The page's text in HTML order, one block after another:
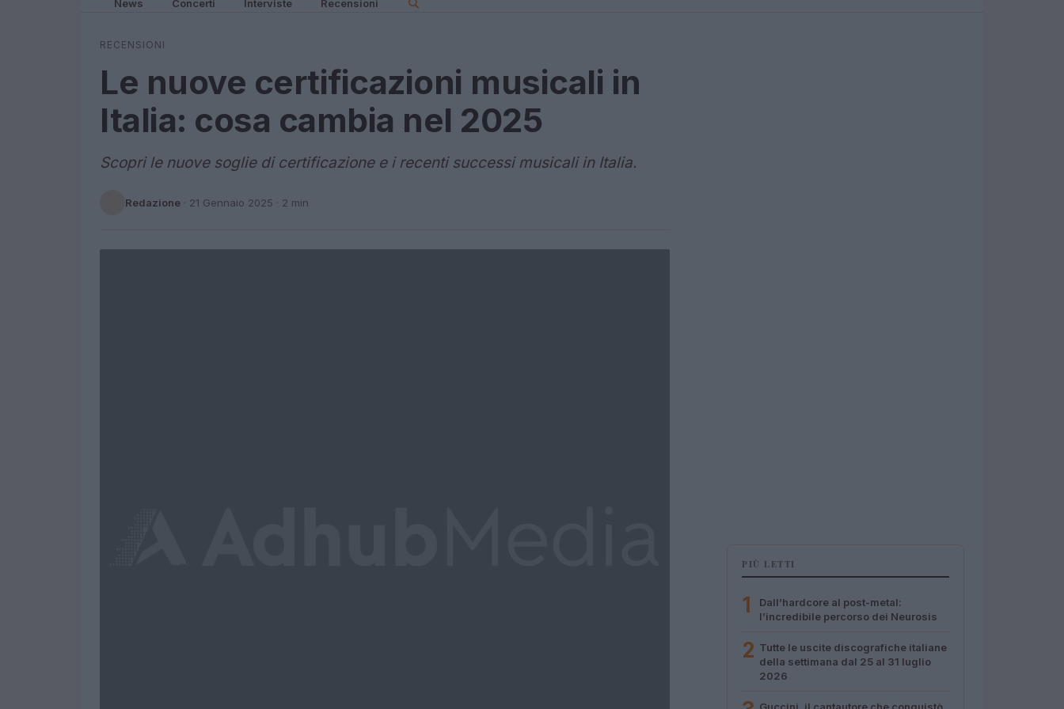
News Concerti Interviste Recensioni
RECENSIONI
Le nuove certificazioni musicali in
Italia: cosa cambia nel 2025
Scopri le nuove soglie di certificazione e i recenti successi musicali in Italia.
Redazione · 21 Gennaio 2025 · 2 min
PIÙ LETTI
1
Dall’hardcore al post-metal:
l’incredibile percorso dei Neurosis
2 Tutte le uscite discografiche italiane
della settimana dal 25 al 31 luglio
2026